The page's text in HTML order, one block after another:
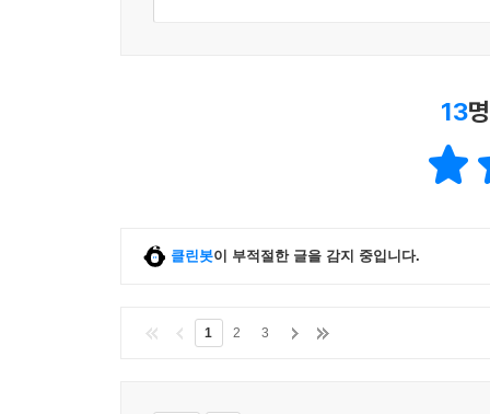
13
클린봇이 부적절한 글을 감지 중입니다.
1 2 3